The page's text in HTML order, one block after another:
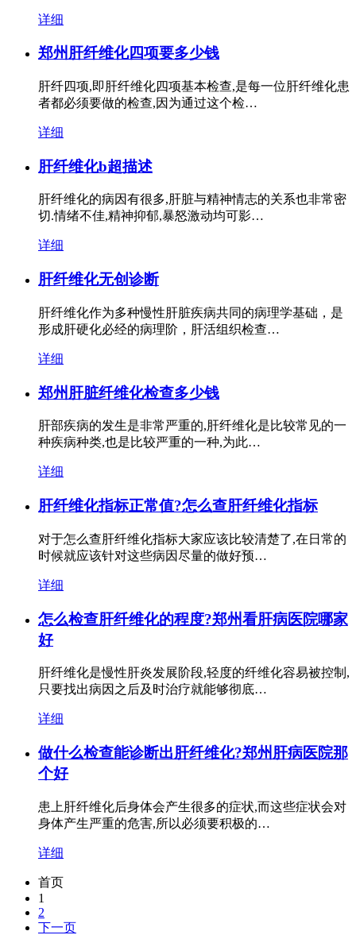
详细
郑州肝纤维化四项要多少钱
肝纤四项,即肝纤维化四项基本检查,是每一位肝纤维化患
者都必须要做的检查,因为通过这个检…
详细
肝纤维化b超描述
肝纤维化的病因有很多,肝脏与精神情志的关系也非常密
切.情绪不佳,精神抑郁,暴怒激动均可影…
详细
肝纤维化无创诊断
肝纤维化作为多种慢性肝脏疾病共同的病理学基础，是
形成肝硬化必经的病理阶，肝活组织检查…
详细
郑州肝脏纤维化检查多少钱
肝部疾病的发生是非常严重的,肝纤维化是比较常见的一
种疾病种类,也是比较严重的一种,为此…
详细
肝纤维化指标正常值?怎么查肝纤维化指标
对于怎么查肝纤维化指标大家应该比较清楚了,在日常的
时候就应该针对这些病因尽量的做好预…
详细
怎么检查肝纤维化的程度?郑州看肝病医院哪家
好
肝纤维化是慢性肝炎发展阶段,轻度的纤维化容易被控制,
只要找出病因之后及时治疗就能够彻底…
详细
做什么检查能诊断出肝纤维化?郑州肝病医院那
个好
患上肝纤维化后身体会产生很多的症状,而这些症状会对
身体产生严重的危害,所以必须要积极的…
详细
首页
1
2
下一页